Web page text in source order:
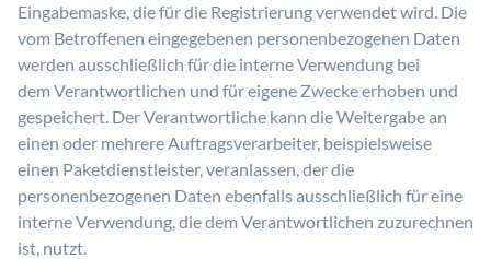
Eingabemaske, die für die Registrierung verwendet wird. Die
vom Betroffenen eingegebenen personenbezogenen Daten
werden ausschließlich für die interne Verwendung bei
dem Verantwortlichen und für eigene Zwecke erhoben und
gespeichert. Der Verantwortliche kann die Weitergabe an
einen oder mehrere Auftragsverarbeiter, beispielsweise
einen Paketdienstleister, veranlassen, der die
personenbezogenen Daten ebenfalls ausschließlich für eine
interne Verwendung, die dem Verantwortlichen zuzurechnen
ist, nutzt.